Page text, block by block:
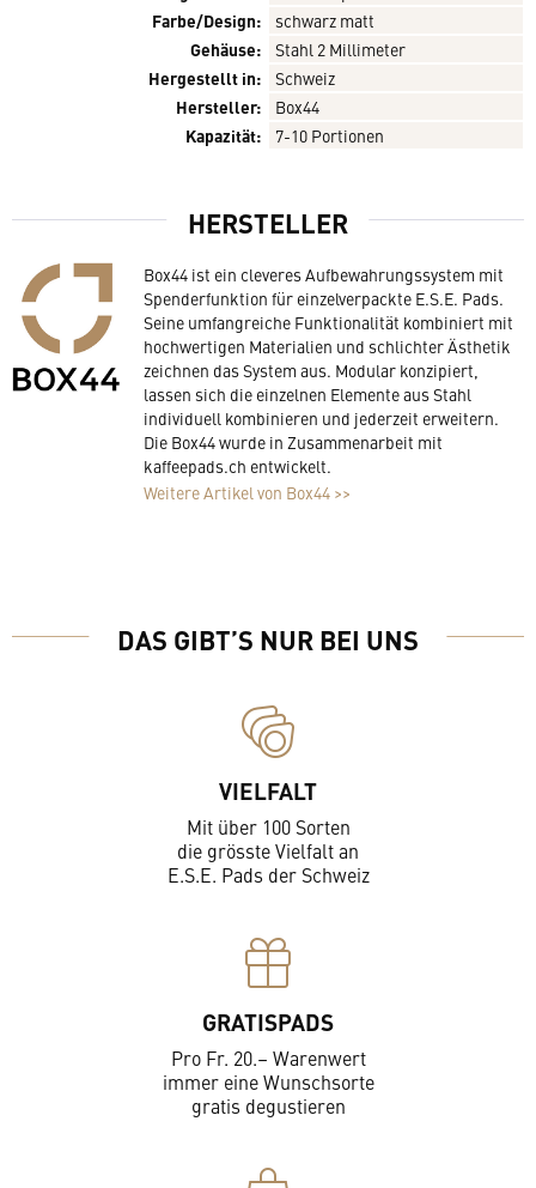
Farbe/Design: schwarz matt
Gehäuse: Stahl 2 Millimeter
Hergestellt in: Schweiz
Hersteller:
Box44
Kapazität:
7-10 Portionen
HERSTELLER
Box44 ist ein cleveres Aufbewahrungssystem mit
Spenderfunktion für einzelverpackte E.S.E. Pads.
Seine umfangreiche Funktionalität kombiniert mit
hochwertigen Materialien und schlichter Ästhetik
zeichnen das System aus. Modular konzipiert,
lassen sich die einzelnen Elemente aus Stahl
individuell kombinieren und jederzeit erweitern.
Die Box44 wurde in Zusammenarbeit mit
kaffeepads.ch entwickelt.
Weitere Artikel von Box44 >>
DAS GIBT’S NUR BEI UNS
VIELFALT
Mit über 100 Sorten
die grösste Vielfalt an
E.S.E. Pads der Schweiz
GRATISPADS
Pro Fr. 20.– Warenwert
immer eine Wunschsorte
gratis degustieren